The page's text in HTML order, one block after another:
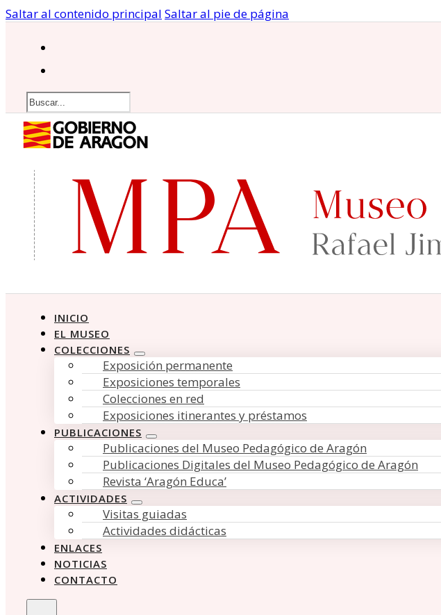
Saltar al contenido principal Saltar al pie de página
Buscar
INICIO
EL MUSEO
COLECCIONES
Exposición permanente
Exposiciones temporales
Colecciones en red
Exposiciones itinerantes y préstamos
PUBLICACIONES
Publicaciones del Museo Pedagógico de Aragón
Publicaciones Digitales del Museo Pedagógico de Aragón
Revista ‘Aragón Educa’
ACTIVIDADES
Visitas guiadas
Actividades didácticas
ENLACES
NOTICIAS
CONTACTO